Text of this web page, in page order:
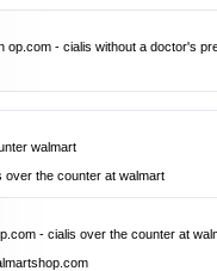
op.com - cialis without a doctor's
walmart
over the counter at walmart
- cialis over the counter at